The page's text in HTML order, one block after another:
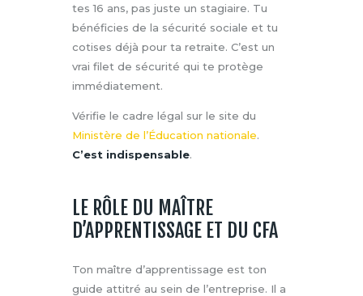
tes 16 ans, pas juste un stagiaire. Tu
bénéficies de la sécurité sociale et tu
cotises déjà pour ta retraite. C’est un
vrai filet de sécurité qui te protège
immédiatement.
Vérifie le cadre légal sur le site du
Ministère de l’Éducation nationale.
C’est indispensable.
LE RÔLE DU MAÎTRE
D’APPRENTISSAGE ET DU CFA
Ton maître d’apprentissage est ton
guide attitré au sein de l’entreprise. Il a